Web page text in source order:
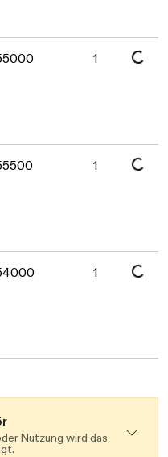
1
Daten werden geladen. Bitte warten...
1
Daten werden geladen. Bitte warten...
1
Daten werden geladen. Bitte warten...
Nutzung wird das